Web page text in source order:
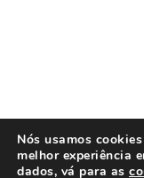
Nós usamos
melhor experiência
dados, vá para as